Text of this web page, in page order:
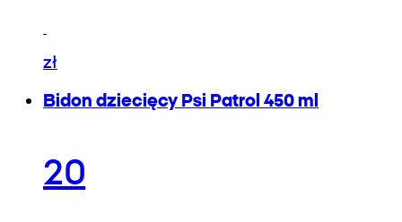
zł
Bidon dziecięcy Psi Patrol 450 ml
20